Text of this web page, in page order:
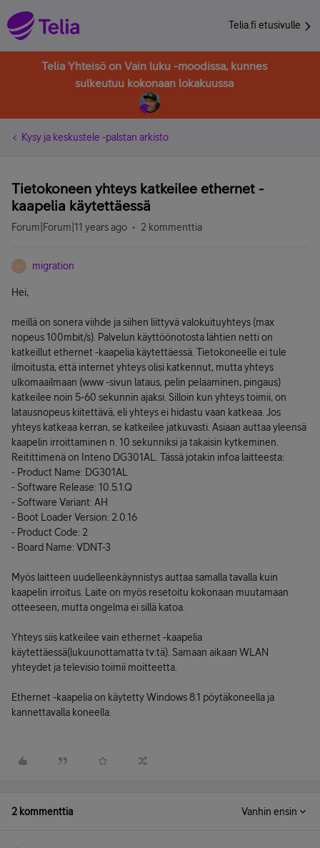
Telia.fi etusivulle
Telia Yhteisö on Vain luku -moodissa, kunnes
sulkeutuu kokonaan lokakuussa
Kysy ja keskustele -palstan arkisto
Tietokoneen yhteys katkeilee ethernet -
kaapelia käytettäessä
Forum|Forum|11 years ago 2 kommenttia
M migration
Hei,
meillä on sonera viihde ja siihen liittyvä valokuituyhteys (max
nopeus 100mbit/s). Palvelun käyttöönotosta lähtien netti on
katkeillut ethernet -kaapelia käytettäessä. Tietokoneelle ei tule
ilmoitusta, että internet yhteys olisi katkennut, mutta yhteys
ulkomaailmaan (www -sivun lataus, pelin pelaaminen, pingaus)
katkeilee noin 5-60 sekunnin ajaksi. Silloin kun yhteys toimii, on
latausnopeus kiitettävä, eli yhteys ei hidastu vaan katkeaa. Jos
yhteys katkeaa kerran, se katkeilee jatkuvasti. Asiaan auttaa yleensä
kaapelin irroittaminen n. 10 sekunniksi ja takaisin kytkeminen.
Reitittimenä on Inteno DG301AL. Tässä jotakin infoa laitteesta:
- Product Name: DG301AL
- Software Release: 10.5.1.Q
- Software Variant: AH
- Boot Loader Version: 2.0.16
- Product Code: 2
- Board Name: VDNT-3
Myös laitteen uudelleenkäynnistys auttaa samalla tavalla kuin
kaapelin irroitus. Laite on myös resetoitu kokonaan muutamaan
otteeseen, mutta ongelma ei sillä katoa.
Yhteys siis katkeilee vain ethernet -kaapelia
käytettäessä(lukuunottamatta tv:tä). Samaan aikaan WLAN
yhteydet ja televisio toimii moitteetta.
Ethernet -kaapelia on käytetty Windows 8.1 pöytäkoneella ja
kannettavalla koneella.
2 kommenttia Vanhin ensin